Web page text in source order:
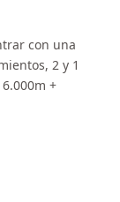
con una
2 y 1
+